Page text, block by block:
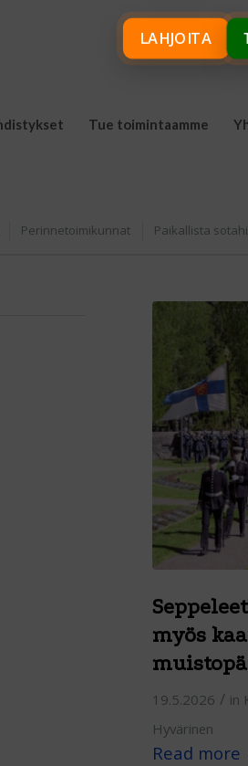
Tue toimintaamme
Perinnetoimikunnat Paikallista
myös
19.5.2026 / in
Hyvärinen
Read more
LAHJOITA